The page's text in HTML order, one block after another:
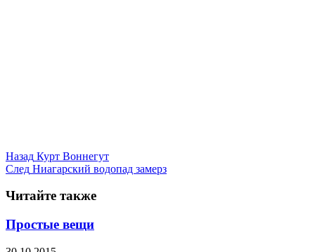
Назад Курт Воннегут
След Ниагарский водопад замерз
Читайте также
Простые вещи